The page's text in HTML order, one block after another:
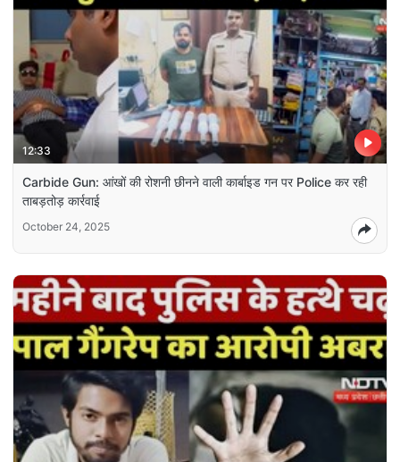
12:33
Carbide Gun: आंखों की रोशनी छीनने वाली कार्बाइड गन पर Police कर रही
ताबड़तोड़ कार्रवाई
October 24, 2025